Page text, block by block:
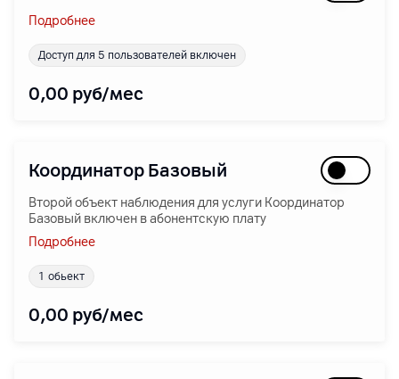
Подробнее
Доступ для 5 пользователей включен
0,00 руб/мес
Координатор Базовый
Второй объект наблюдения для услуги Координатор
Базовый включен в абонентскую плату
Подробнее
1 обьект
0,00 руб/мес